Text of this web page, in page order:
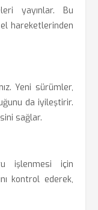
yayınlar. Bu
hareketlerinden
Yeni sürümler,
da iyileştirir.
sağlar.
işlenmesi için
kontrol ederek,